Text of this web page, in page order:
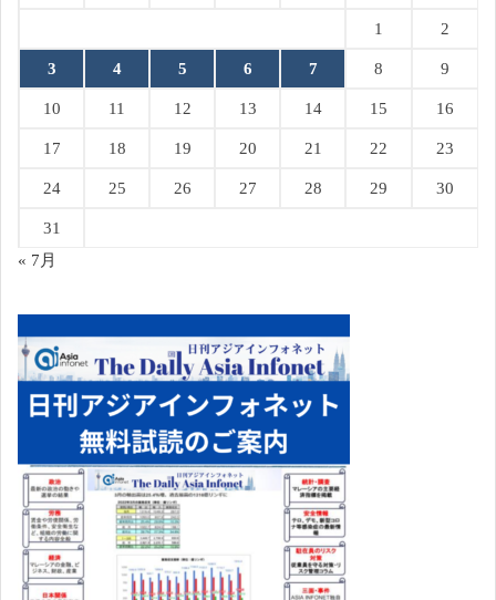
1 2
3 4 5 6 7 8 9
10 11 12 13 14 15 16
17 18 19 20 21 22 23
24 25 26 27 28 29 30
31
« 7月